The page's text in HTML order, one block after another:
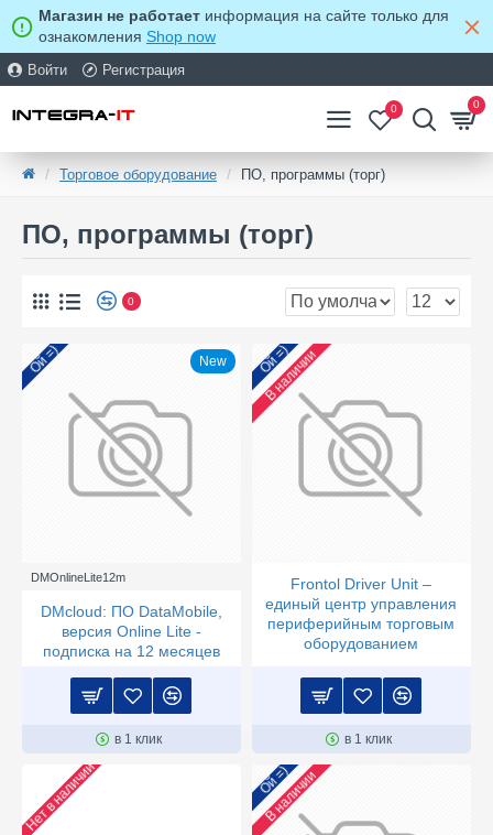
Магазин не работает информация на сайте только для
ознакомления Shop now
Войти Регистрация
0 0
Торговое оборудование ПО, программы (торг)
ПО, программы (торг)
0
New
Ой =)
DMOnlineLite12m
DMcloud: ПО DataMobile,
версия Online Lite -
подписка на 12 месяцев
в 1 клик
Ой =)
В наличии
Frontol Driver Unit –
единый центр управления
периферийным торговым
оборудованием
в 1 клик
Нет в наличии Ой =)
В наличии